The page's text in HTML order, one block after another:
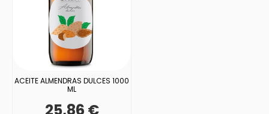
ACEITE ALMENDRAS DULCES 1000
ML
25,86 €